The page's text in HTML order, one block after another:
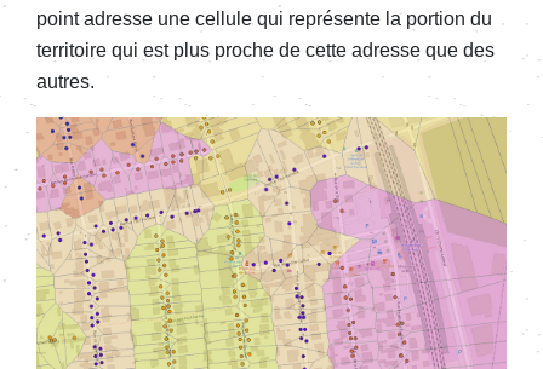
point adresse une cellule qui représente la portion du
territoire qui est plus proche de cette adresse que des
autres.